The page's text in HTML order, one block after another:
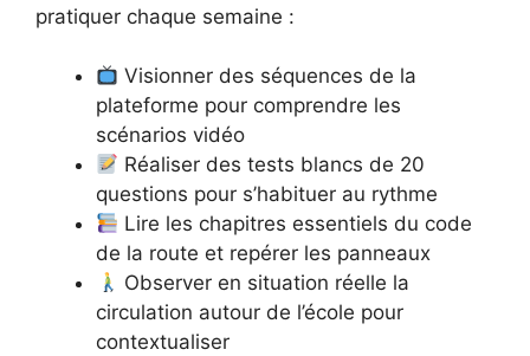
pratiquer chaque semaine :
Visionner des séquences de la
plateforme pour comprendre les
scénarios vidéo
Réaliser des tests blancs de 20
questions pour s’habituer au rythme
Lire les chapitres essentiels du code
de la route et repérer les panneaux
Observer en situation réelle la
circulation autour de l’école pour
contextualiser